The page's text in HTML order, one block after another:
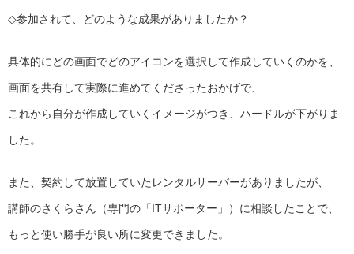
◇参加されて、どのような成果がありましたか？
具体的にどの画面でどのアイコンを選択して作成していくのかを、
画面を共有して実際に進めてくださったおかげで、
これから自分が作成していくイメージがつき、ハードルが下がりま
した。
また、契約して放置していたレンタルサーバーがありましたが、
講師のさくらさん（専門の「ITサポーター」）に相談したことで、
もっと使い勝手が良い所に変更できました。